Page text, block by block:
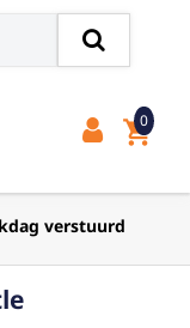
shopping_cart
0
verstuurd